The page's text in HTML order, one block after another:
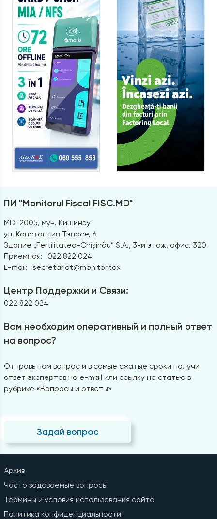
ПИ "Monitorul Fiscal FISC.MD"
MD-2005, мун. Кишинэу
ул. Константин Тэнасе, 6
Здание „Fertilitatea-Chișinău” S.A., 3-й этаж, офис. 320
Приемная:
022 822 024
E-mail: secretariat@monitor.tax
Центр Поддержки и Связи:
022 822 024
Вам необходим оперативный и полный ответ
на вопрос?
Отправь нам вопрос и в самые сжатые сроки получи
ответ экспертов на e-mail или ссылку на статью в
рубрике «Вопросы и ответы»
Задай вопрос
Архив
Часто задаваемые вопросы
Термины и условия использования сайта
Политика конфиденциальности